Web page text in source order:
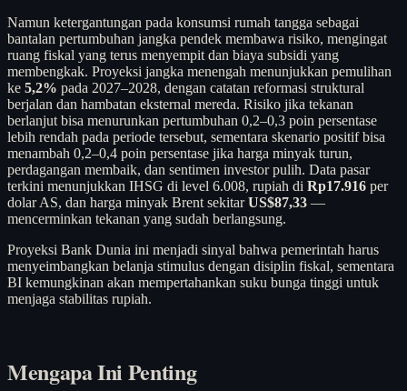
Namun ketergantungan pada konsumsi rumah tangga sebagai
bantalan pertumbuhan jangka pendek membawa risiko, mengingat
ruang fiskal yang terus menyempit dan biaya subsidi yang
membengkak. Proyeksi jangka menengah menunjukkan pemulihan
ke 5,2% pada 2027–2028, dengan catatan reformasi struktural
berjalan dan hambatan eksternal mereda. Risiko jika tekanan
berlanjut bisa menurunkan pertumbuhan 0,2–0,3 poin persentase
lebih rendah pada periode tersebut, sementara skenario positif bisa
menambah 0,2–0,4 poin persentase jika harga minyak turun,
perdagangan membaik, dan sentimen investor pulih. Data pasar
terkini menunjukkan IHSG di level 6.008, rupiah di Rp17.916 per
dolar AS, dan harga minyak Brent sekitarUS$87,33 —
mencerminkan tekanan yang sudah berlangsung.
Proyeksi Bank Dunia ini menjadi sinyal bahwa pemerintah harus
menyeimbangkan belanja stimulus dengan disiplin fiskal, sementara
BI kemungkinan akan mempertahankan suku bunga tinggi untuk
menjaga stabilitas rupiah.
Mengapa Ini Penting